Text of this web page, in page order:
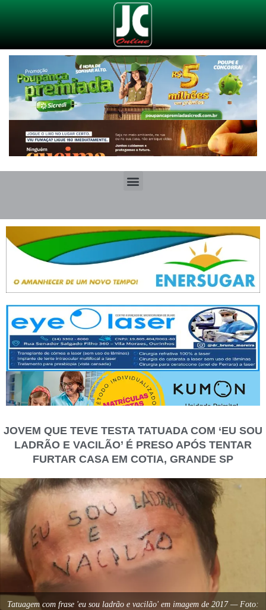
JOVEM QUE TEVE TESTA TATUADA COM ‘EU SOU
LADRÃO E VACILÃO’ É PRESO APÓS TENTAR
FURTAR CASA EM COTIA, GRANDE SP
Tatuagem com frase 'eu sou ladrão e vacilão' em imagem de 2017 — Foto: